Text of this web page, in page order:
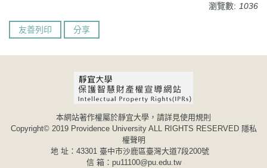
瀏覽數: 1036
友善列印 分享
本網站著作權屬於靜宜大學，請詳見使用規則
Copyright© 2019 Providence University ALL RIGHTS RESERVED隱私
權聲明
地 址：43301 臺中市沙鹿區臺灣大道7段200號
信 箱：pu11100@pu.edu.tw